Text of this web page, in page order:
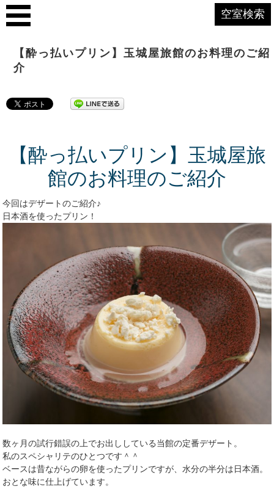
空室検索
【酔っ払いプリン】玉城屋旅館のお料理のご紹
介
【酔っ払いプリン】玉城屋旅
館のお料理のご紹介
今回はデザートのご紹介♪
日本酒を使ったプリン！
数ヶ月の試行錯誤の上でお出ししている当館の定番デザート。
私のスペシャリテのひとつです＾＾
ベースは昔ながらの卵を使ったプリンですが、水分の半分は日本酒。
おとな味に仕上げています。